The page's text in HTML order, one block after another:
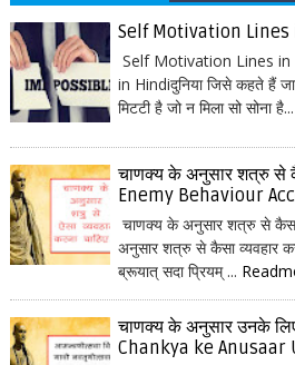
Self Motivation
Self Motivation Lines
in Hindiदुनिया जिसे कहते हैं
मिटटी है जो न मिला सो सोना है...
चाणक्य के अनुसार शत्रु से
Enemy Behaviour
चाणक्य के अनुसार शत्रु से कैसा
अनुसार शत्रु से कैसा व्यवहार
ब्रूयात् सदा प्रियम् ...
चाणक्य के अनुसार उनके लिए
Chankya ke Anusaar